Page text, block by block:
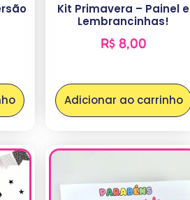
Kit Primavera – Painel e
Lembrancinhas!
R$8,00
Adicionar ao carrinho